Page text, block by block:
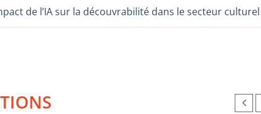
de l’IA sur la découvrabilité dans le secteur culturel